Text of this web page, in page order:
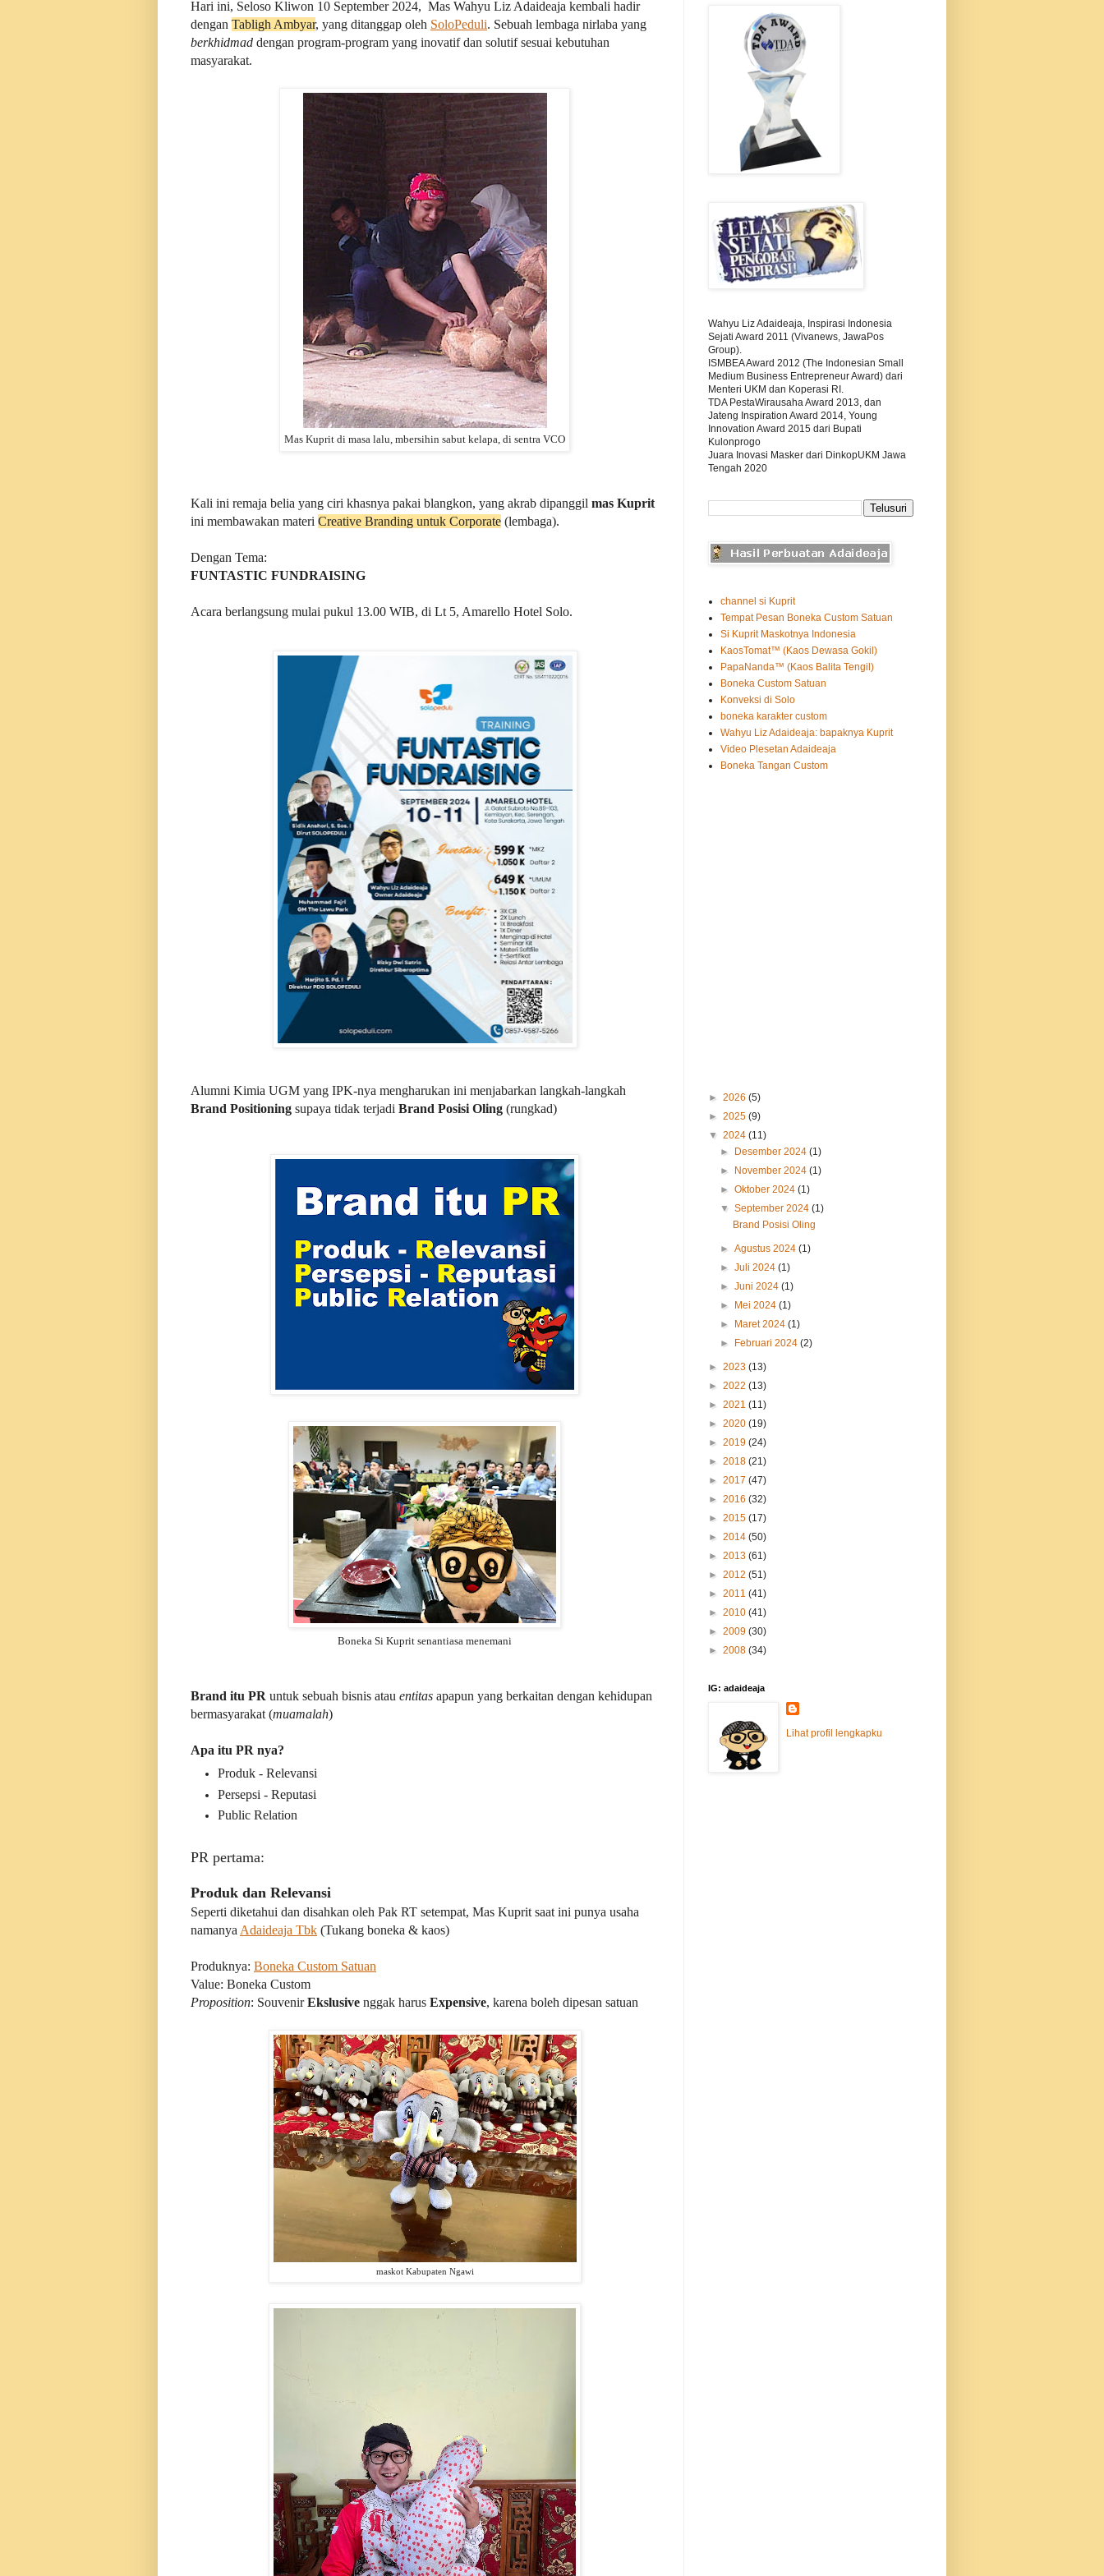
Hari ini, Seloso Kliwon 10 September 2024, Mas Wahyu Liz Adaideaja kembali hadir
dengan Tabligh Ambyar, yang ditanggap oleh SoloPeduli. Sebuah lembaga nirlaba yang
berkhidmad dengan program-program yang inovatif dan solutif sesuai kebutuhan
masyarakat.
Mas Kuprit di masa lalu, mbersihin sabut kelapa, di sentra VCO
Kali ini remaja belia yang ciri khasnya pakai blangkon, yang akrab dipanggil mas Kuprit
ini membawakan materi Creative Branding untuk Corporate (lembaga).
Dengan Tema:
FUNTASTIC FUNDRAISING
Acara berlangsung mulai pukul 13.00 WIB, di Lt 5, Amarello Hotel Solo.
Alumni Kimia UGM yang IPK-nya mengharukan ini menjabarkan langkah-langkah
Brand Positioning supaya tidak terjadi Brand Posisi Oling (rungkad)
Boneka Si Kuprit senantiasa menemani
Brand itu PR untuk sebuah bisnis atau entitas apapun yang berkaitan dengan kehidupan
bermasyarakat (muamalah)
Apa itu PR nya?
Produk - Relevansi
Persepsi - Reputasi
Public Relation
PR pertama:
Produk dan Relevansi
Seperti diketahui dan disahkan oleh Pak RT setempat, Mas Kuprit saat ini punya usaha
namanyaAdaideaja Tbk (Tukang boneka & kaos)
Produknya: Boneka Custom Satuan
Value: Boneka Custom
Proposition: SouvenirEkslusive nggak harus Expensive, karena boleh dipesan satuan
maskot Kabupaten Ngawi
Wahyu Liz Adaideaja, Inspirasi Indonesia
Sejati Award 2011 (Vivanews, JawaPos
Group).
ISMBEA Award 2012 (The Indonesian Small
Medium Business Entrepreneur Award) dari
Menteri UKM dan Koperasi RI.
TDA PestaWirausaha Award 2013, dan
Jateng Inspiration Award 2014, Young
Innovation Award 2015 dari Bupati
Kulonprogo
Juara Inovasi Masker dari DinkopUKM Jawa
Tengah 2020
channel si Kuprit
Tempat Pesan Boneka Custom Satuan
Si Kuprit Maskotnya Indonesia
KaosTomat™ (Kaos Dewasa Gokil)
PapaNanda™ (Kaos Balita Tengil)
Boneka Custom Satuan
Konveksi di Solo
boneka karakter custom
Wahyu Liz Adaideaja: bapaknya Kuprit
Video Plesetan Adaideaja
Boneka Tangan Custom
► 2026 (5)
► 2025 (9)
▼ 2024 (11)
► Desember 2024(1)
► November 2024(1)
►Oktober 2024(1)
▼September 2024(1)
Brand Posisi Oling
►Agustus 2024(1)
►Juli 2024(1)
►Juni 2024(1)
► Mei 2024(1)
► Maret 2024(1)
► Februari 2024(2)
► 2023 (13)
► 2022 (13)
► 2021 (11)
► 2020 (19)
► 2019 (24)
► 2018 (21)
► 2017 (47)
► 2016 (32)
► 2015 (17)
► 2014 (50)
► 2013 (61)
► 2012 (51)
► 2011 (41)
► 2010 (41)
► 2009 (30)
► 2008 (34)
IG: adaideaja
Lihat profil lengkapku